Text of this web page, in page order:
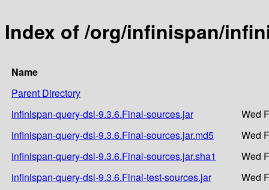
Index of /org/infinispan/
Name
Parent Directory
infinispan-query-dsl-9.3.6.Final-sources.jar
Wed
infinispan-query-dsl-9.3.6.Final-sources.jar.md5
Wed
infinispan-query-dsl-9.3.6.Final-sources.jar.sha1
Wed
infinispan-query-dsl-9.3.6.Final-test-sources.jar
Wed